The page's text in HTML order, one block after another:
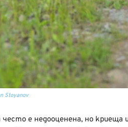
Stoyanov
често е недооценена, но